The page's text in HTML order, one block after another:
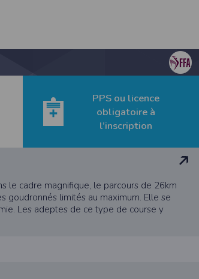
PPS ou licence
obligatoire à
l’inscription
le cadre magnifique, le parcours de 26km
goudronnés limités au maximum. Elle se
Les adeptes de ce type de course y
les épreuves d’athlétisme, les résultats sont
« informatique et libertés » du 6 janvier 1978
aux informations vous concernant en nous contactant ici
d'utilisation de l'application
DE L'APPLICATION TIMEPULSE
les informations de localisation lorsque vous
localisation de votre appareil lorsque vous
localisation de votre appareil lorsque vous utilisez